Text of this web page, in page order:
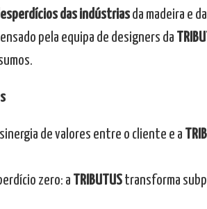
das indústriasda madeira e
pela equipa de designers da
de valores entre o cliente e a
zero: a
TRIBUTUStransforma